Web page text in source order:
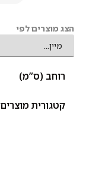
הצג מוצרים לפי
רוחב (ס”מ)
קטגורית מוצרים